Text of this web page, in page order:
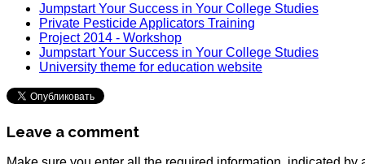
Jumpstart Your Success in Your College Studies
Private Pesticide Applicators Training
Project 2014 - Workshop
Jumpstart Your Success in Your College Studies
University theme for education website
Leave a comment